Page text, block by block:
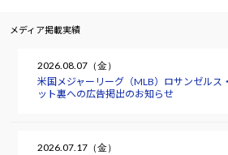
メディア掲載実績
2026.08.07（金）
米国メジャーリーグ（MLB）ロサンゼルス
ット裏への広告掲出のお知らせ
2026.07.17（金）